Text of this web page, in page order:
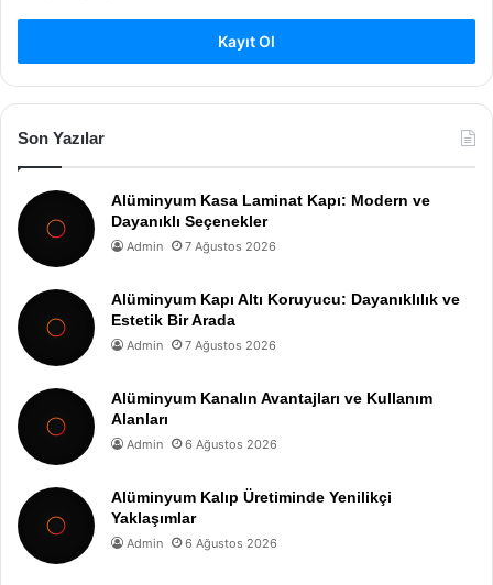
Kayıt Ol
Son Yazılar
Alüminyum Kasa Laminat Kapı: Modern ve
Dayanıklı Seçenekler
Admin 7 Ağustos 2026
Alüminyum Kapı Altı Koruyucu: Dayanıklılık ve
Estetik Bir Arada
Admin 7 Ağustos 2026
Alüminyum Kanalın Avantajları ve Kullanım
Alanları
Admin 6 Ağustos 2026
Alüminyum Kalıp Üretiminde Yenilikçi
Yaklaşımlar
Admin 6 Ağustos 2026